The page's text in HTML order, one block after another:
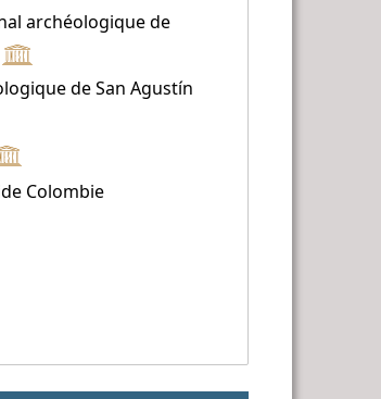
archéologique de
de San Agustín
Colombie